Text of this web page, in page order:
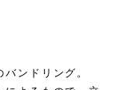
ンドリング。